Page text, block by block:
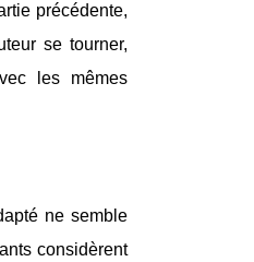
précédente,
se tourner,
les mêmes
ne semble
considèrent